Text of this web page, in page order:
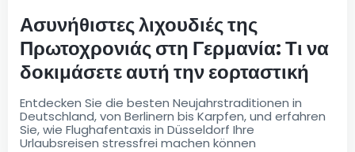
Ασυνήθιστες λιχουδιές της
Πρωτοχρονιάς στη Γερμανία: Τι να
δοκιμάσετε αυτή την εορταστική
περίοδο
Entdecken Sie die besten Neujahrstraditionen in
Deutschland, von Berlinern bis Karpfen, und erfahren
Sie, wie Flughafentaxis in Düsseldorf Ihre
Urlaubsreisen stressfrei machen können